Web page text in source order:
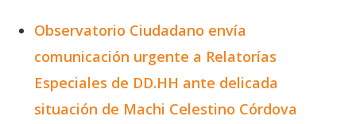
Observatorio Ciudadano envía
comunicación urgente a Relatorías
Especiales de DD.HH ante delicada
situación de Machi Celestino Córdova